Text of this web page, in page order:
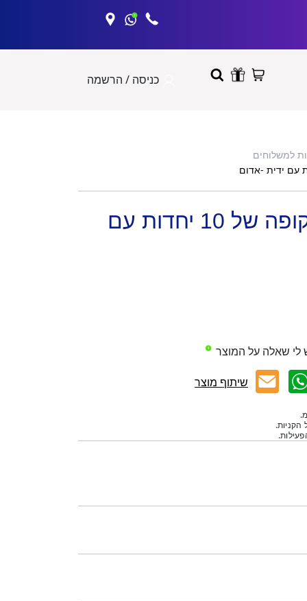
כניסה / הרשמה
למשלוחים
קופסת מתנה שקופה של 10 יחדות עם
לי שאלה על המוצר
שיתוף מוצר
הקניות.